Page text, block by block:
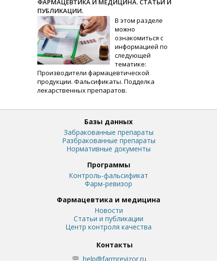
ФАРМАЦЕВТИКА И МЕДИЦИНА. СТАТЬИ И
ПУБЛИКАЦИИ.
В этом разделе
можно
ознакомиться с
информацией по
следующей
тематике:
Производители фармацевтической
продукции. Фальсификаты. Подделка
лекарственных препаратов.
Базы данных
Забракованные препараты
Разбракованные препараты
Нормативные документы
Программы
Контроль-фальсификат
Фарм-ревизор
Фармацевтика и медицина
Новости
Статьи и публикации
Центр контроля качества
Контакты
help@farmrevizor.ru